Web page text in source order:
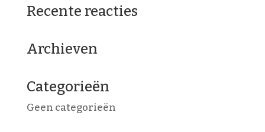
Recente reacties
Archieven
Categorieën
Geen categorieën